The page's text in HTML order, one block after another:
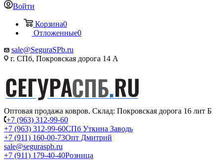
Войти
Корзина0
Отложенные0
sale@SeguraSPb.ru
г. СПб, Покровская дорога 14 А
Оптовая продажа ковров. Склад: Покровская дорога 16 лит Б
+7 (963) 312-99-60
+7 (963) 312-99-60СПб Уткина Заводь
+7 (911) 160-00-73Опт Дмитрий
sale@seguraspb.ru
+7 (911) 179-40-40Розница